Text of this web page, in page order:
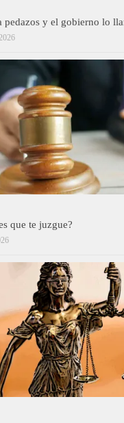
pedazos y el gobierno lo
que te juzgue?